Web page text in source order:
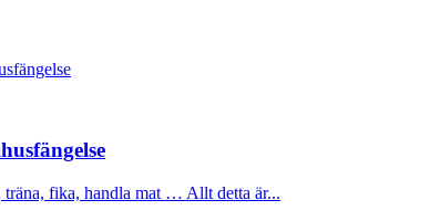
fika, handla mat … Allt detta är...